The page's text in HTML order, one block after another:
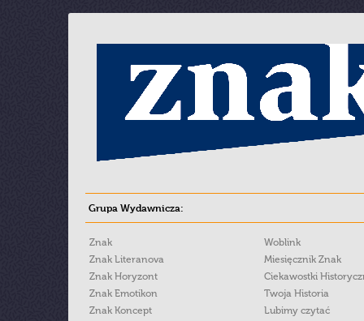
Grupa Wydawnicza:
Znak
Znak Literanova
Znak Horyzont
Znak Emotikon
Znak Koncept
Woblink
Miesięcznik Znak
Ciekawostki
Twoja Historia
Lubimy czytać